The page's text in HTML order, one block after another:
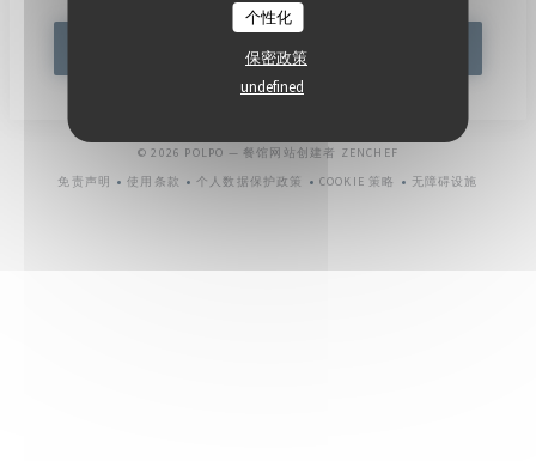
个性化
保密政策
undefined
订阅
© 2026 POLPO — 餐馆网站创建者 ZENCHEF
免责声明
使用条款
个人数据保护政策
COOKIE 策略
无障碍设施